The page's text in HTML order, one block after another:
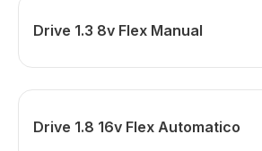
Drive 1.3 8v Flex Manual
Drive 1.8 16v Flex Automatico